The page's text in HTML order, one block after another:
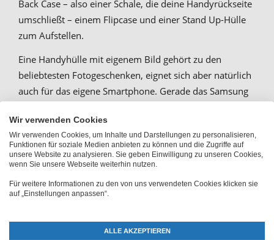
Back Case – also einer Schale, die deine Handyrückseite
umschließt – einem Flipcase und einer Stand Up-Hülle
zum Aufstellen.
Eine Handyhülle mit eigenem Bild gehört zu den
beliebtesten Fotogeschenken, eignet sich aber natürlich
auch für das eigene Smartphone. Gerade das Samsung
stolz, was du durch eine individuelle Hülle auch ruhig
jedem zeigen darfst.
Samsung Galaxy S7 Handyhülle
Wir verwenden Cookies
Wir verwenden Cookies, um Inhalte und Darstellungen zu personalisieren,
Funktionen für soziale Medien anbieten zu können und die Zugriffe auf
unsere Website zu analysieren. Sie geben Einwilligung zu unseren Cookies,
wenn Sie unsere Webseite weiterhin nutzen.
Für weitere Informationen zu den von uns verwendeten Cookies klicken sie
auf „Einstellungen anpassen“.
ALLE AKZEPTIEREN